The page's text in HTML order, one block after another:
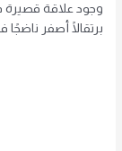
وجود علاقة قصيرة
برتقالًا أصفر